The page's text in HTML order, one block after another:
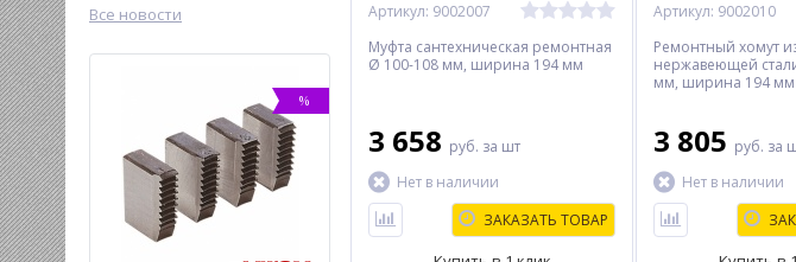
Все новости
-10% %
Артикул: 9002007
Муфта сантехническая ремонтная
Ø 100-108 мм, ширина 194 мм
3 658 руб. за шт
Нет в наличии
ЗАКАЗАТЬ ТОВАР
Артикул: 9002010
Ремонтный хомут
нержавеющей
мм, ширина 194 мм
3 805 руб. за
Нет в наличии